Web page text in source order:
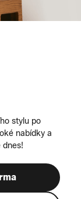
stylu po
nabídky a